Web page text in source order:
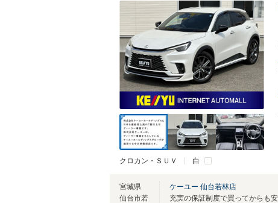
クロカン・ＳＵＶ 白
宮城県
仙台市若
ケーユー 仙台若林店